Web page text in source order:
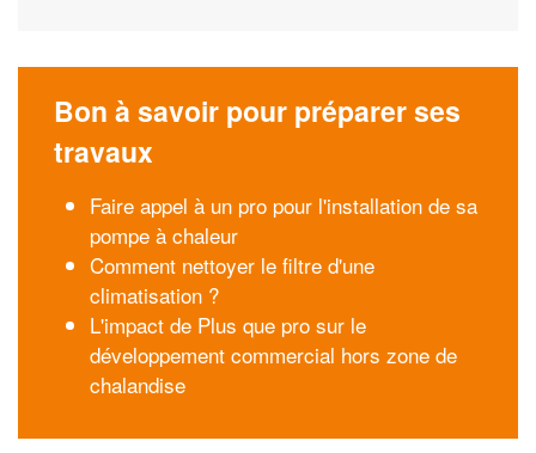
Bon à savoir pour préparer ses
travaux
Faire appel à un pro pour l'installation de sa
pompe à chaleur
Comment nettoyer le filtre d'une
climatisation ?
L'impact de Plus que pro sur le
développement commercial hors zone de
chalandise